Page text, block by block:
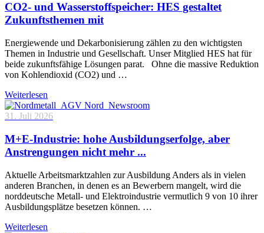
CO2- und Wasserstoffspeicher: HES gestaltet
Zukunftsthemen mit
Energiewende und Dekarbonisierung zählen zu den wichtigsten
Themen in Industrie und Gesellschaft. Unser Mitglied HES hat für
beide zukunftsfähige Lösungen parat. Ohne die massive Reduktion
von Kohlendioxid (CO2) und …
Weiterlesen
31. Juli 2026
M+E-Industrie: hohe Ausbildungserfolge, aber
Anstrengungen nicht mehr ...
Aktuelle Arbeitsmarktzahlen zur Ausbildung Anders als in vielen
anderen Branchen, in denen es an Bewerbern mangelt, wird die
norddeutsche Metall- und Elektroindustrie vermutlich 9 von 10 ihrer
Ausbildungsplätze besetzen können. …
Weiterlesen